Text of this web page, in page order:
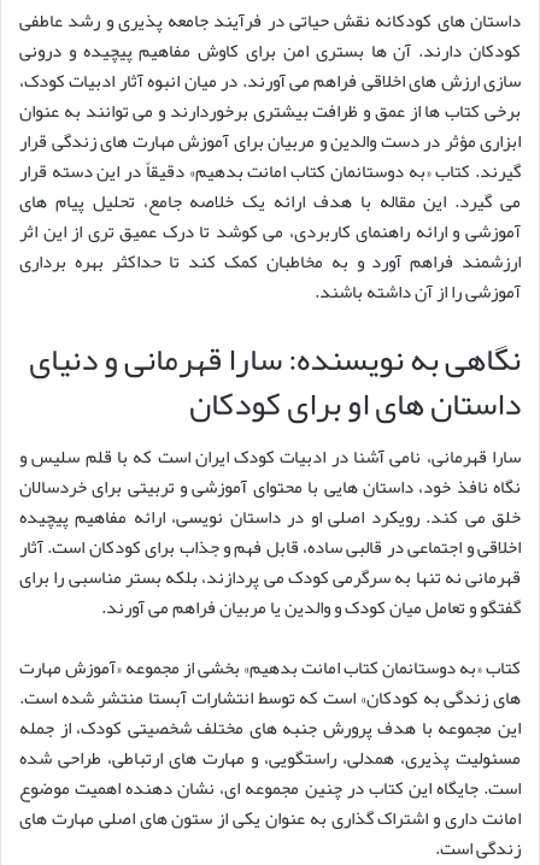
داستان های کودکانه نقش حیاتی در فرآیند جامعه پذیری و رشد عاطفی
کودکان دارند. آن ها بستری امن برای کاوش مفاهیم پیچیده و درونی
سازی ارزش های اخلاقی فراهم می آورند. در میان انبوه آثار ادبیات کودک،
برخی کتاب ها از عمق و ظرافت بیشتری برخوردارند و می توانند به عنوان
ابزاری مؤثر در دست والدین و مربیان برای آموزش مهارت های زندگی قرار
گیرند. کتاب «به دوستانمان کتاب امانت بدهیم» دقیقاً در این دسته قرار
می گیرد. این مقاله با هدف ارائه یک خلاصه جامع، تحلیل پیام های
آموزشی و ارائه راهنمای کاربردی، می کوشد تا درک عمیق تری از این اثر
ارزشمند فراهم آورد و به مخاطبان کمک کند تا حداکثر بهره برداری
آموزشی را از آن داشته باشند.
نگاهی به نویسنده: سارا قهرمانی و دنیای
داستان های او برای کودکان
سارا قهرمانی، نامی آشنا در ادبیات کودک ایران است که با قلم سلیس و
نگاه نافذ خود، داستان هایی با محتوای آموزشی و تربیتی برای خردسالان
خلق می کند. رویکرد اصلی او در داستان نویسی، ارائه مفاهیم پیچیده
اخلاقی و اجتماعی در قالبی ساده، قابل فهم و جذاب برای کودکان است. آثار
قهرمانی نه تنها به سرگرمی کودک می پردازند، بلکه بستر مناسبی را برای
گفتگو و تعامل میان کودک و والدین یا مربیان فراهم می آورند.
کتاب «به دوستانمان کتاب امانت بدهیم» بخشی از مجموعه «آموزش مهارت
های زندگی به کودکان» است که توسط انتشارات آبستا منتشر شده است.
این مجموعه با هدف پرورش جنبه های مختلف شخصیتی کودک، از جمله
مسئولیت پذیری، همدلی، راستگویی، و مهارت های ارتباطی، طراحی شده
است. جایگاه این کتاب در چنین مجموعه ای، نشان دهنده اهمیت موضوع
امانت داری و اشتراک گذاری به عنوان یکی از ستون های اصلی مهارت های
زندگی است.